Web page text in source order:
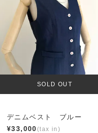
SOLD OUT
デニムベスト ブルー
¥33,000